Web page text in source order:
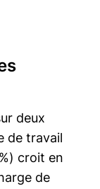
deux
de travail
croit en
de